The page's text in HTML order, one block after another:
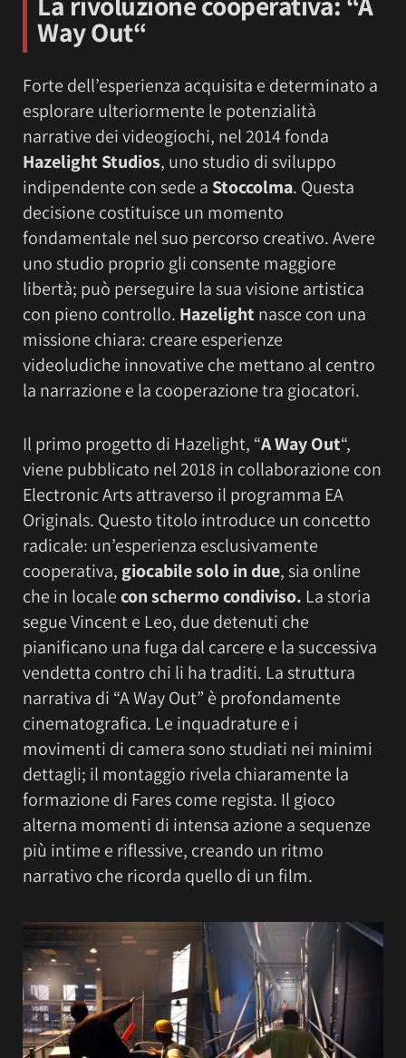
Way Out“
Forte dell’esperienza acquisita e determinato a
esplorare ulteriormente le potenzialità
narrative dei videogiochi, nel 2014 fonda
Hazelight Studios, uno studio di sviluppo
indipendente con sede a Stoccolma. Questa
decisione costituisce un momento
fondamentale nel suo percorso creativo. Avere
uno studio proprio gli consente maggiore
libertà; può perseguire la sua visione artistica
con pieno controllo. Hazelight nasce con una
missione chiara: creare esperienze
videoludiche innovative che mettano al centro
la narrazione e la cooperazione tra giocatori.
Il primo progetto di Hazelight, “A Way Out“,
viene pubblicato nel 2018 in collaborazione con
Electronic Arts attraverso il programma EA
Originals. Questo titolo introduce un concetto
radicale: un’esperienza esclusivamente
cooperativa, giocabile solo in due, sia online
che in localecon schermo condiviso. La storia
segue Vincent e Leo, due detenuti che
pianificano una fuga dal carcere e la successiva
vendetta contro chi li ha traditi. La struttura
narrativa di “A Way Out” è profondamente
cinematografica. Le inquadrature e i
movimenti di camera sono studiati nei minimi
dettagli; il montaggio rivela chiaramente la
formazione di Fares come regista. Il gioco
alterna momenti di intensa azione a sequenze
più intime e riflessive, creando un ritmo
narrativo che ricorda quello di un film.